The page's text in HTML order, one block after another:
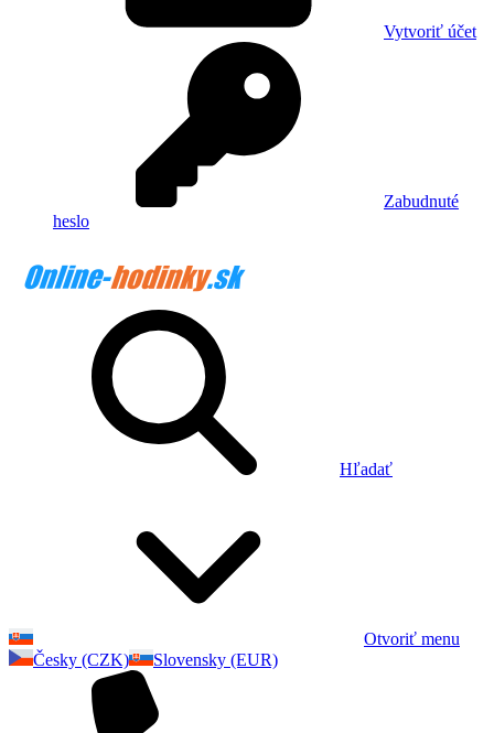
Vytvoriť účet
Zabudnuté
heslo
Hľadať
Otvoriť menu
Česky (CZK)
Slovensky (EUR)